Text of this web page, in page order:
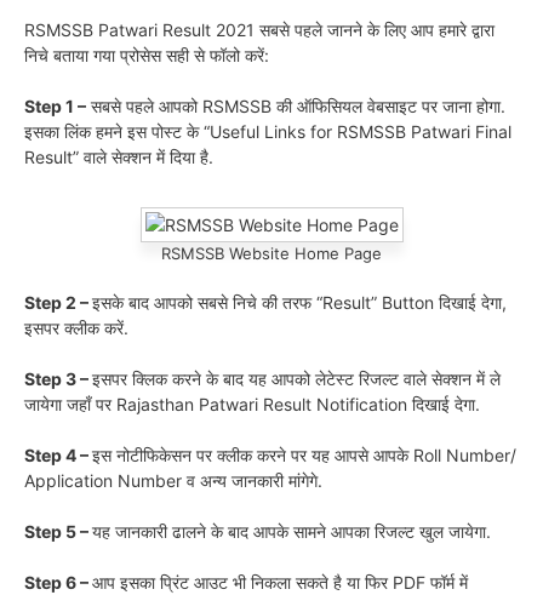
RSMSSB Patwari Result 2021 सबसे पहले जानने के लिए आप हमारे द्वारा
निचे बताया गया प्रोसेस सही से फॉलो करें:
Step 1 – सबसे पहले आपको RSMSSB की ऑफिसियल वेबसाइट पर जाना होगा.
इसका लिंक हमने इस पोस्ट के “Useful Links for RSMSSB Patwari Final
Result” वाले सेक्शन में दिया है.
RSMSSB Website Home Page
Step 2 –इसके बाद आपको सबसे निचे की तरफ “Result” Button दिखाई देगा,
इसपर क्लीक करें.
Step 3 –इसपर क्लिक करने के बाद यह आपको लेटेस्ट रिजल्ट वाले सेक्शन में ले
जायेगा जहाँ पर Rajasthan Patwari Result Notification दिखाई देगा.
Step 4 –इस नोटीफिकेसन पर क्लीक करने पर यह आपसे आपके Roll Number/
Application Number व अन्य जानकारी मांगेगे.
Step 5 –यह जानकारी ढालने के बाद आपके सामने आपका रिजल्ट खुल जायेगा.
Step 6 –आप इसका प्रिंट आउट भी निकला सकते है या फिर PDF फॉर्म में